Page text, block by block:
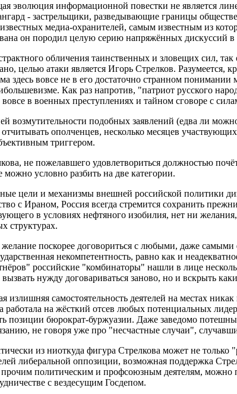
эволюция информационной повестки не является
- застрельщики, разведывающие границы
известных медиа-охранителей, самым известным из
он породил целую серию напряжённых дискуссий
обличения таинственных и зловещих сил,
целью атаки является Игорь Стрелков. Разумеется,
здесь вовсе не в его достаточно странном
Как раз напротив, "патриот русского
в военных преступлениях и тайном сговоре с
возмутительности подобных заявлений (едва ли
ополченцев, несколько месяцев
триггером.
не пожелавшего удовлетвориться должностью
условно разбить на две категории.
цели и механизмы внешней российской политики
с Ираном, Россия всегда стремится сохранить
в условиях нефтяного изобилия, нет ни
структурах.
поскорее договориться с любыми, даже
некомпетентность, равно как и
российские "комбинаторы" нашли в лице
нужду договариваться заново, но и вскрыть
излишняя самостоятельность деятелей на местах
работала на жёсткий отсев любых потенциальных
позиции бюрократ-буржуазии. Даже заведомо
не говоря уже про "несчастные случаи",
из ниоткуда фигура Стрелкова может не
либеральной оппозиции, возможная поддержка
прочим политическим и профсоюзным деятелям, можно
с вездесущим Госдепом.